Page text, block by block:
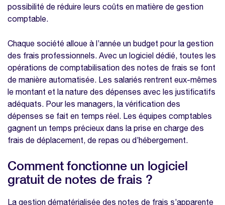
possibilité de réduire leurs coûts en matière de gestion
comptable.
Chaque société alloue à l’année un budget pour la gestion
des frais professionnels. Avec un logiciel dédié, toutes les
opérations de comptabilisation des notes de frais se font
de manière automatisée. Les salariés rentrent eux-mêmes
le montant et la nature des dépenses avec les justificatifs
adéquats. Pour les managers, la vérification des
dépenses se fait en temps réel. Les équipes comptables
gagnent un temps précieux dans la prise en charge des
frais de déplacement, de repas ou d’hébergement.
Comment fonctionne un logiciel
gratuit de notes de frais ?
La gestion dématérialisée des notes de frais s’apparente